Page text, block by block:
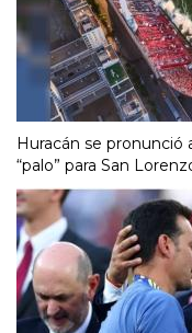
Huracán se pronunció
“palo” para San